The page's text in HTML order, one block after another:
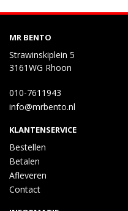
MR BENTO
Strawinskiplein 5
3161WG Rhoon
010-7611943
info@mrbento.nl
KLANTENSERVICE
Bestellen
Betalen
Afleveren
Contact